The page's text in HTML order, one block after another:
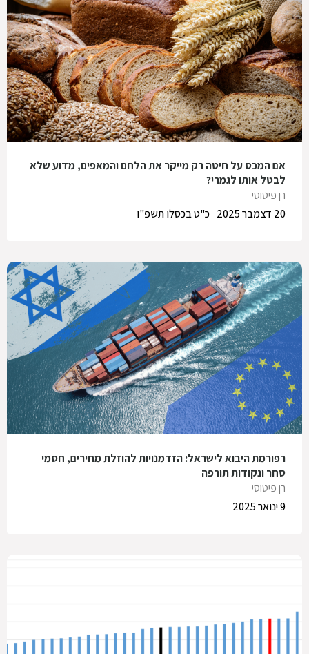
אם המכס על חיטה רק מייקר את הלחם והמאפים, מדוע שלא
לבטל אותו לגמרי?
רן פיטוסי
כ"ט בכסלו תשפ"ו
20 דצמבר 2025
רפורמת היבוא לישראל: הזדמנויות להוזלת מחירים, חסמי
סחר ונקודות תורפה
רן פיטוסי
9 ינואר 2025